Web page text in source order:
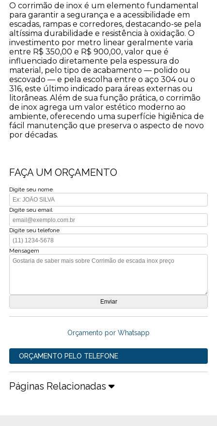
O corrimão de inox é um elemento fundamental
para garantir a segurança e a acessibilidade em
escadas, rampas e corredores, destacando-se pela
altíssima durabilidade e resistência à oxidação. O
investimento por metro linear geralmente varia
entre R$ 350,00 e R$ 900,00, valor que é
influenciado diretamente pela espessura do
material, pelo tipo de acabamento — polido ou
escovado — e pela escolha entre o aço 304 ou o
316, este último indicado para áreas externas ou
litorâneas. Além de sua função prática, o corrimão
de inox agrega um valor estético moderno ao
ambiente, oferecendo uma superfície higiênica de
fácil manutenção que preserva o aspecto de novo
por décadas.
FAÇA UM ORÇAMENTO
Digite seu nome
Digite seu email
Digite seu telefone
Mensagem
Orçamento por Whatsapp
ORÇAMENTO PELO TELEFONE
Páginas Relacionadas